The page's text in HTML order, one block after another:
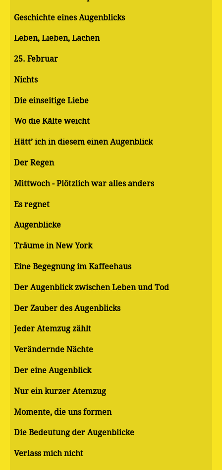
Geschichte eines Augenblicks
Leben, Lieben, Lachen
25. Februar
Nichts
Die einseitige Liebe
Wo die Kälte weicht
Hätt’ ich in diesem einen Augenblick
Der Regen
Mittwoch - Plötzlich war alles anders
Es regnet
Augenblicke
Träume in New York
Eine Begegnung im Kaffeehaus
Der Augenblick zwischen Leben und Tod
Der Zauber des Augenblicks
Jeder Atemzug zählt
Verändernde Nächte
Der eine Augenblick
Nur ein kurzer Atemzug
Momente, die uns formen
Die Bedeutung der Augenblicke
Verlass mich nicht